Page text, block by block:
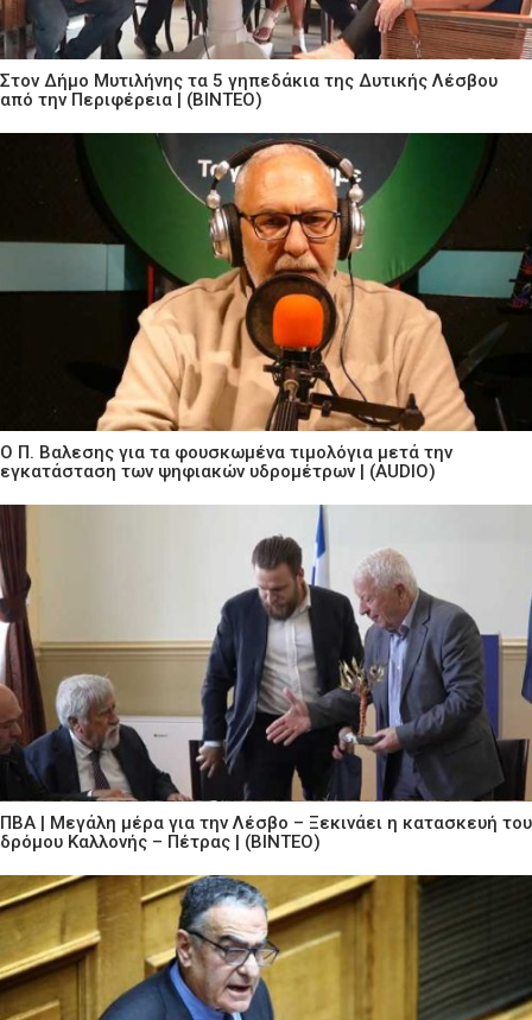
Στον Δήμο Μυτιλήνης τα 5 γηπεδάκια της Δυτικής Λέσβου
από την Περιφέρεια | (ΒΙΝΤΕΟ)
Ο Π. Βαλεσης για τα φουσκωμένα τιμολόγια μετά την
εγκατάσταση των ψηφιακών υδρομέτρων | (AUDIO)
ΠΒΑ | Μεγάλη μέρα για την Λέσβο – Ξεκινάει η κατασκευή του
δρόμου Καλλονής – Πέτρας | (ΒΙΝΤΕΟ)